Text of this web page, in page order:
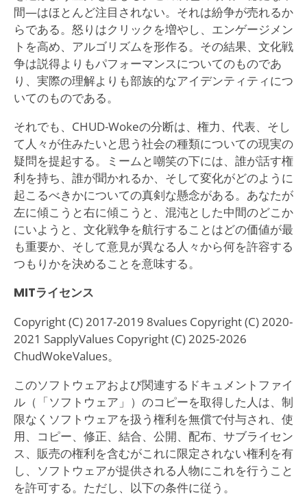
間—はほとんど注目されない。それは紛争が売れるか
らである。怒りはクリックを増やし、エンゲージメン
トを高め、アルゴリズムを形作る。その結果、文化戦
争は説得よりもパフォーマンスについてのものであ
り、実際の理解よりも部族的なアイデンティティにつ
いてのものである。
それでも、CHUD-Wokeの分断は、権力、代表、そし
て人々が住みたいと思う社会の種類についての現実の
疑問を提起する。ミームと嘲笑の下には、誰が話す権
利を持ち、誰が聞かれるか、そして変化がどのように
起こるべきかについての真剣な懸念がある。あなたが
左に傾こうと右に傾こうと、混沌とした中間のどこか
にいようと、文化戦争を航行することはどの価値が最
も重要か、そして意見が異なる人々から何を許容する
つもりかを決めることを意味する。
MITライセンス
Copyright (C) 2017-2019 8values Copyright (C) 2020-
2021 SapplyValues Copyright (C) 2025-2026
ChudWokeValues。
このソフトウェアおよび関連するドキュメントファイ
ル（「ソフトウェア」）のコピーを取得した人は、制
限なくソフトウェアを扱う権利を無償で付与され、使
用、コピー、修正、結合、公開、配布、サブライセン
ス、販売の権利を含むがこれに限定されない権利を有
し、ソフトウェアが提供される人物にこれを行うこと
を許可する。ただし、以下の条件に従う。